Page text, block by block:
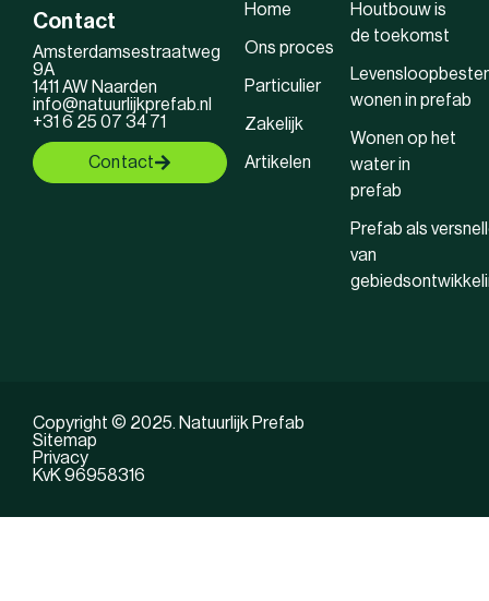
Contact
Amsterdamsestraatweg
9A
1411 AW Naarden
info@natuurlijkprefab.nl
+31 6 25 07 34 71
Contact
Home
Ons proces
Particulier
Zakelijk
Artikelen
Houtbouw is
de toekomst
wonen in prefab
Wonen op het
water in
prefab
Prefab als
van
Copyright © 2025. Natuurlijk Prefab
Sitemap
Privacy
KvK 96958316